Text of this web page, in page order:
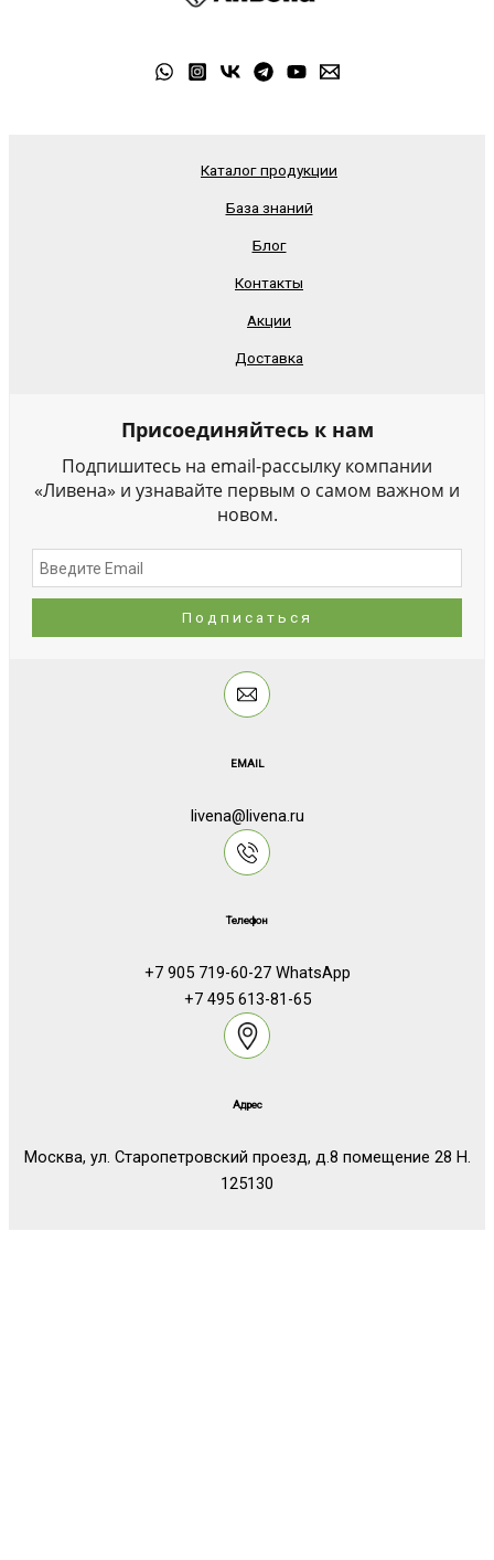
Каталог продукции
База знаний
Блог
Контакты
Акции
Доставка
Присоединяйтесь к нам
Подпишитесь на email-рассылку компании
«Ливена» и узнавайте первым о самом важном и
новом.
EMAIL
livena@livena.ru
Телефон
+7 905 719-60-27 WhatsApp
+7 495 613-81-65
Адрес
Москва, ул. Старопетровский проезд, д.8 помещение 28 Н.
125130